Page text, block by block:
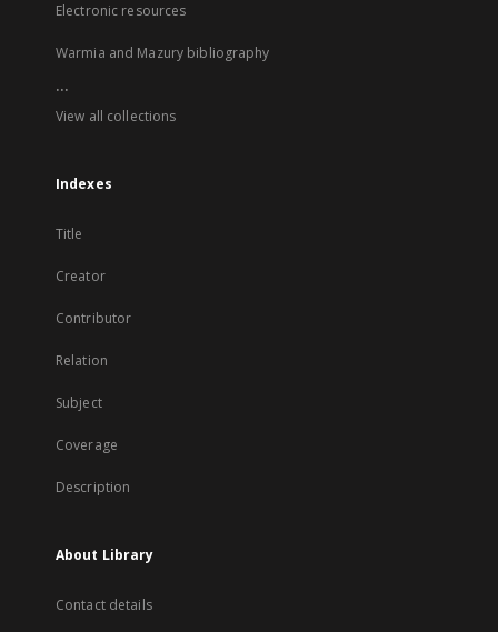
Electronic resources
Warmia and Mazury bibliography
...
View all collections
Indexes
Title
Creator
Contributor
Relation
Subject
Coverage
Description
About Library
Contact details